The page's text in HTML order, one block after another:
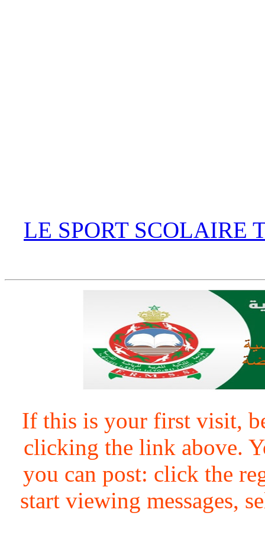
LE SPORT SCOLAIRE
If this is your first visit,
clicking the link above.
you can post: click the
start viewing messages,